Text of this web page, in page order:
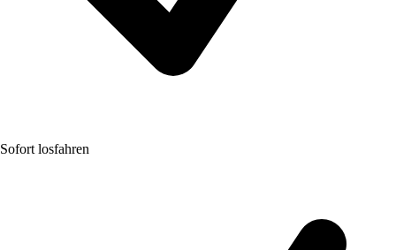
Sofort losfahren